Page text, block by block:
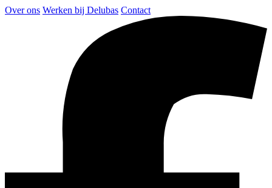
Over ons Werken bij Delubas Contact